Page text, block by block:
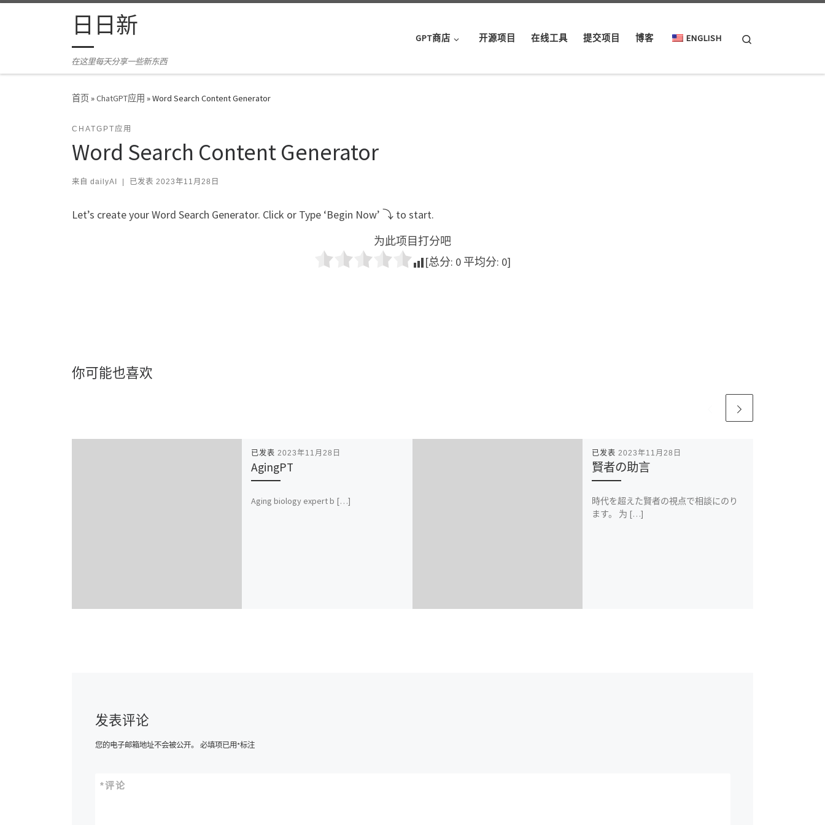
Skip to content日日新
在这里每天分享一些新东西
GPT商店 开源项目 在线工具 提交项目 博客 ENGLISH
首页»ChatGPT应用 »Word Search Content Generator
CHATGPT应用
Word Search Content Generator
来自 dailyAI 已发表 2023年11月28日
Let’s create your Word Search Generator. Click or Type ‘Begin Now’ ⤵ to start.
为此项目打分吧
[总分: 0 平均分: 0]
你可能也喜欢
已发表 2023年11月28日
AgingPT
Aging biology expert b […]
已发表 2023年11月28日
賢者の助言
時代を超えた賢者の視点で相談にのり
ます。 为 […]
发表评论
您的电子邮箱地址不会被公开。 必填项已用*标注
评论
*